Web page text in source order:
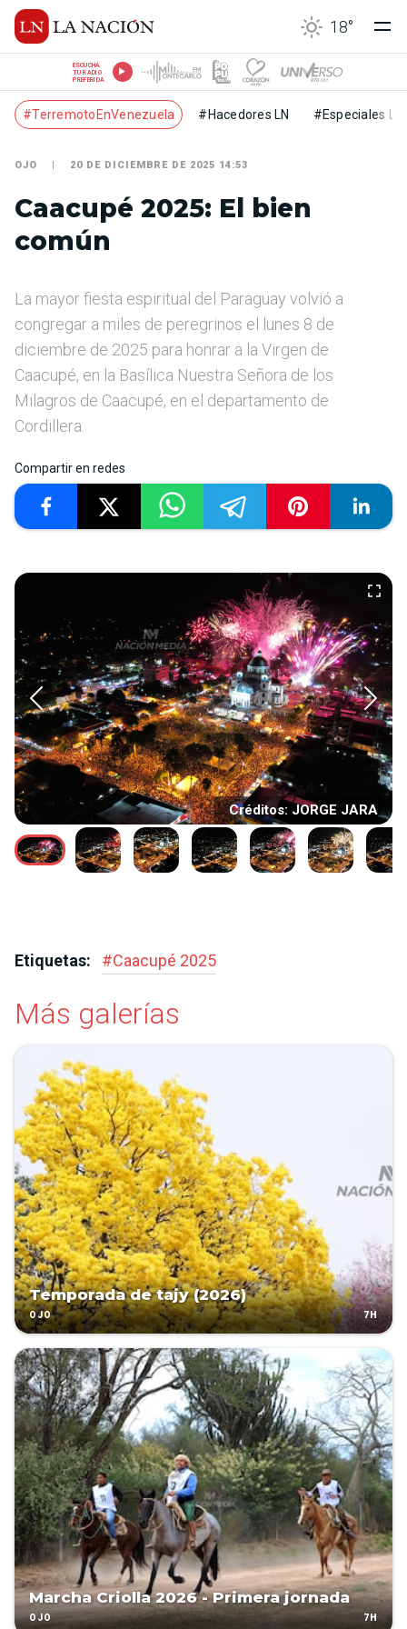
18°
ESCUCHÁ
TU RADIO
PREFERIDA
#TerremotoEnVenezuela #Hacedores LN #Especiales LN
OJO 20 DE DICIEMBRE DE 2025 14:53
Caacupé 2025: El bien
común
La mayor fiesta espiritual del Paraguay volvió a
congregar a miles de peregrinos el lunes 8 de
diciembre de 2025 para honrar a la Virgen de
Caacupé, en la Basílica Nuestra Señora de los
Milagros de Caacupé, en el departamento de
Cordillera.
Compartir en redes
Créditos: JORGE JARA
Etiquetas: #Caacupé 2025
Más galerías
Temporada de tajy (2026)
OJO 7H
Marcha Criolla 2026 - Primera jornada
OJO 7H